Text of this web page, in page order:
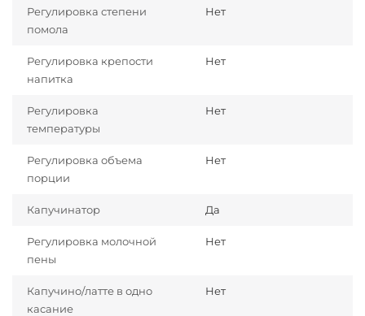
Регулировка степени
помола
Нет
Регулировка крепости
напитка
Нет
Регулировка
температуры
Нет
Регулировка объема
порции
Нет
Капучинатор Да
Регулировка молочной
пены
Нет
Капучино/латте в одно
касание
Нет